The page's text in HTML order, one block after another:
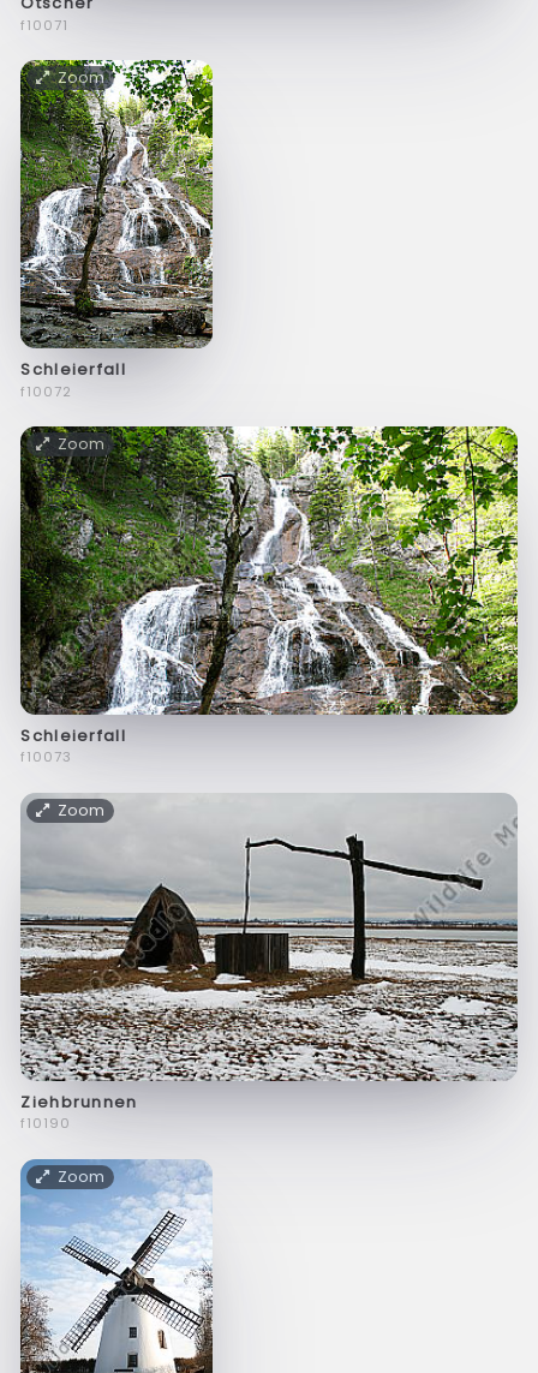
f10071
Zoom
Schleierfall
f10072
Zoom
Schleierfall
f10073
Zoom
Ziehbrunnen
f10190
Zoom